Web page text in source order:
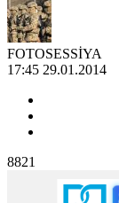
FOTOSESSİYA
17:45 29.01.2014
8821